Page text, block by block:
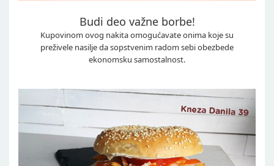
Budi deo važne borbe!
Kupovinom ovog nakita omogućavate onima koje su
preživele nasilje da sopstvenim radom sebi obezbede
ekonomsku samostalnost.